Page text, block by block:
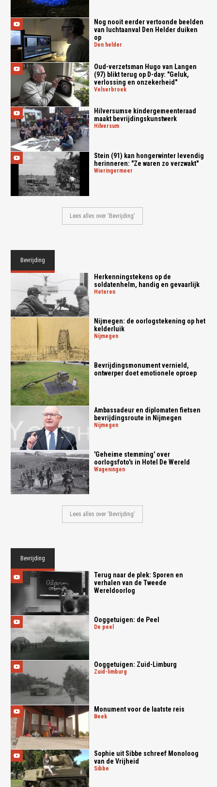
Nog nooit eerder vertoonde beelden
van luchtaanval Den Helder duiken
op
den helder
Oud-verzetsman Hugo van Langen
(97) blikt terug op D-day: "Geluk,
verlossing en onzekerheid"
velserbroek
Hilversumse kindergemeenteraad
maakt bevrijdingskunstwerk
hilversum
Stein (91) kan hongerwinter levendig
herinneren: "Ze waren zo verzwakt"
wieringermeer
Lees alles over 'Bevrijding'
Bevrijding
Herkenningstekens op de
soldatenhelm, handig en gevaarlijk
heteren
Nijmegen: de oorlogstekening op het
kelderluik
nijmegen
Bevrijdingsmonument vernield,
ontwerper doet emotionele oproep
Ambassadeur en diplomaten fietsen
bevrijdingsroute in Nijmegen
nijmegen
'Geheime stemming' over
oorlogsfoto's in Hotel De Wereld
wageningen
Lees alles over 'Bevrijding'
Bevrijding
Terug naar de plek: Sporen en
verhalen van de Tweede
Wereldoorlog
Ooggetuigen: de Peel
de peel
Ooggetuigen: Zuid-Limburg
zuid-limburg
Monument voor de laatste reis
beek
Sophie uit Sibbe schreef Monoloog
van de Vrijheid
sibbe